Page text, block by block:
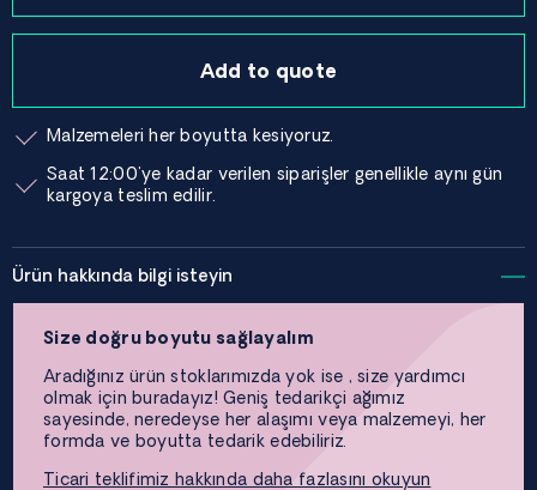
Add to quote
Malzemeleri her boyutta kesiyoruz.
Saat 12:00'ye kadar verilen siparişler genellikle aynı gün
kargoya teslim edilir.
Ürün hakkında bilgi isteyin
Size doğru boyutu sağlayalım
Aradığınız ürün stoklarımızda yok ise , size yardımcı
olmak için buradayız! Geniş tedarikçi ağımız
sayesinde, neredeyse her alaşımı veya malzemeyi, her
formda ve boyutta tedarik edebiliriz.
Ticari teklifimiz hakkında daha fazlasını okuyun